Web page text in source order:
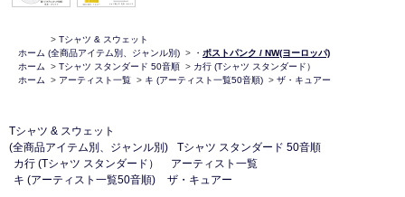
ホーム
> Tシャツ & スウェット
(全商品アイテム別、ジャンル別) > ・ ポストパンク / NW(ヨーロッパ)
ホーム
> Tシャツ スタンダード 50音順 > カ行 (Tシャツ スタンダード）
ホーム
> アーティスト一覧 > キ (アーティスト一覧50音順) > ザ・キュアー
Tシャツ & スウェット
(全商品アイテム別、ジャンル別)
Tシャツ スタンダード 50音順
カ行 (Tシャツ スタンダード）
アーティスト一覧
キ (アーティスト一覧50音順)
ザ・キュアー